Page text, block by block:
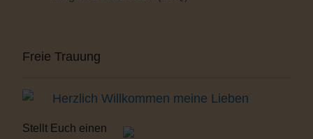
Freie Trauung
Herzlich Willkommen meine Lieben
Stellt Euch einen